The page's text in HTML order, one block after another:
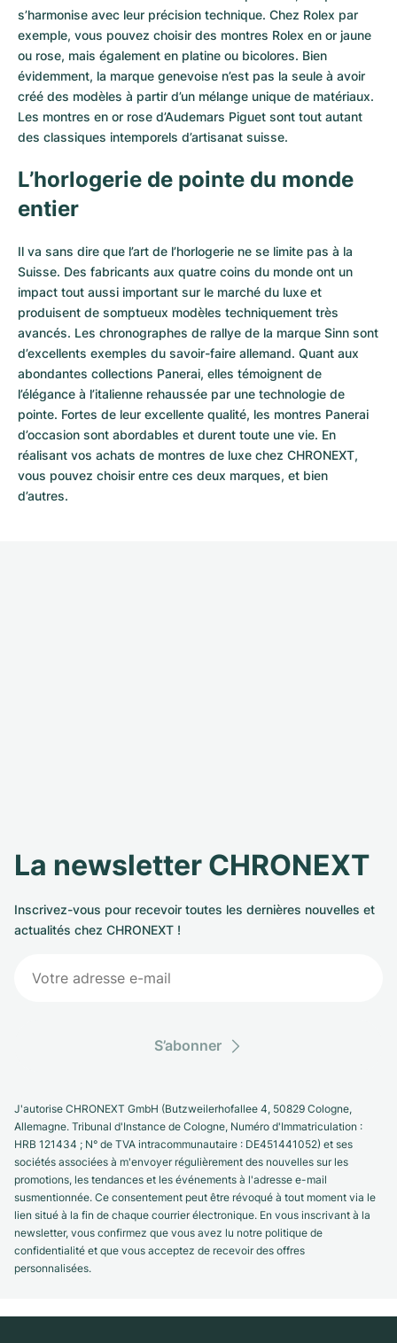
s’harmonise avec leur précision technique. Chez Rolex par
exemple, vous pouvez choisir des montres Rolex en or jaune
ou rose, mais également en platine ou bicolores. Bien
évidemment, la marque genevoise n’est pas la seule à avoir
créé des modèles à partir d’un mélange unique de matériaux.
Les montres en or rose d’Audemars Piguet sont tout autant
des classiques intemporels d’artisanat suisse.
L’horlogerie de pointe du monde
entier
Il va sans dire que l’art de l’horlogerie ne se limite pas à la
Suisse. Des fabricants aux quatre coins du monde ont un
impact tout aussi important sur le marché du luxe et
produisent de somptueux modèles techniquement très
avancés. Les chronographes de rallye de la marque Sinn sont
d’excellents exemples du savoir-faire allemand. Quant aux
abondantes collections Panerai, elles témoignent de
l’élégance à l’italienne rehaussée par une technologie de
pointe. Fortes de leur excellente qualité, les montres Panerai
d’occasion sont abordables et durent toute une vie. En
réalisant vos achats de montres de luxe chez CHRONEXT,
vous pouvez choisir entre ces deux marques, et bien
d’autres.
La newsletter CHRONEXT
Inscrivez-vous pour recevoir toutes les dernières nouvelles et
actualités chez CHRONEXT !
S’abonner
J'autorise CHRONEXT GmbH (Butzweilerhofallee 4, 50829 Cologne,
Allemagne. Tribunal d'Instance de Cologne, Numéro d'Immatriculation :
HRB 121434 ; N° de TVA intracommunautaire : DE451441052) et ses
sociétés associées à m'envoyer régulièrement des nouvelles sur les
promotions, les tendances et les événements à l'adresse e-mail
susmentionnée. Ce consentement peut être révoqué à tout moment via le
lien situé à la fin de chaque courrier électronique. En vous inscrivant à la
newsletter, vous confirmez que vous avez lu notre politique de
confidentialité et que vous acceptez de recevoir des offres
personnalisées.